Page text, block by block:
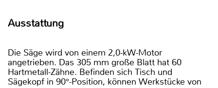
Ausstattung
Die Säge wird von einem 2,0-kW-Motor
angetrieben. Das 305 mm große Blatt hat 60
Hartmetall-Zähne. Befinden sich Tisch und
Sägekopf in 90°-Position, können Werkstücke von